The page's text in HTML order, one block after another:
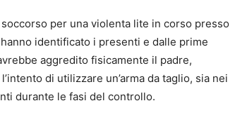
per una violenta lite in corso presso
identificato i presenti e dalle prime
aggredito fisicamente il padre,
di utilizzare un’arma da taglio, sia nei
durante le fasi del controllo.